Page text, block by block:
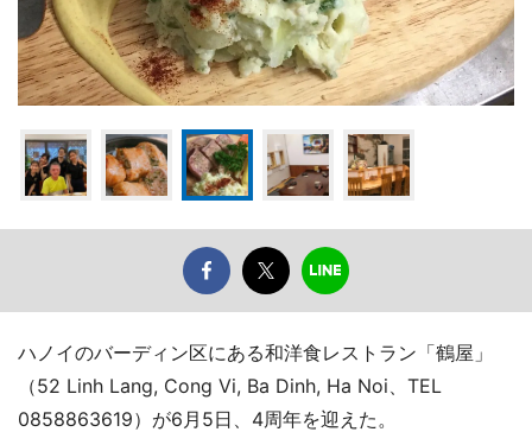
ハノイのバーディン区にある和洋食レストラン「鶴屋」
（52 Linh Lang, Cong Vi, Ba Dinh, Ha Noi、TEL
0858863619）が6月5日、4周年を迎えた。